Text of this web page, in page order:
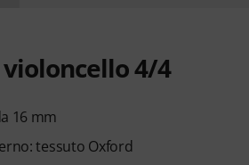
4/4
16 mm
tessuto Oxford